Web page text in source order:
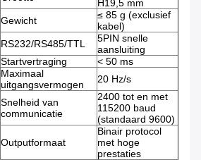
H19,5 mm
Gewicht
≤ 85 g (exclusief
kabel)
RS232/RS485/TTL
5PIN snelle
aansluiting
Startvertraging
< 50 ms
Maximaal
uitgangsvermogen
20 Hz/s
Snelheid van
communicatie
2400 tot en met
115200 baud
(standaard 9600)
Outputformaat
Binair protocol
met hoge
prestaties